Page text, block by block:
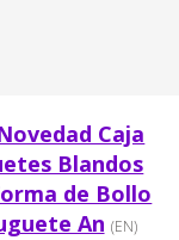
Caja
Blandos
de Bollo
An (EN)